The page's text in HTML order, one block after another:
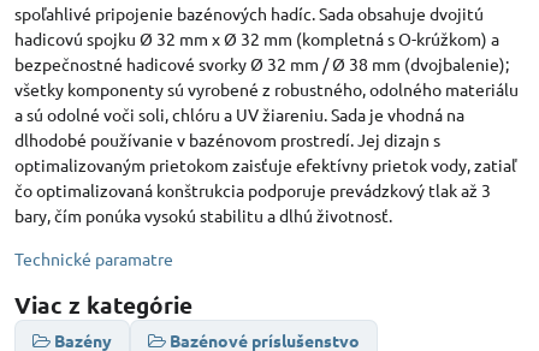
spoľahlivé pripojenie bazénových hadíc. Sada obsahuje dvojitú
hadicovú spojku Ø 32 mm x Ø 32 mm (kompletná s O-krúžkom) a
bezpečnostné hadicové svorky Ø 32 mm / Ø 38 mm (dvojbalenie);
všetky komponenty sú vyrobené z robustného, ​​odolného materiálu
a sú odolné voči soli, chlóru a UV žiareniu. Sada je vhodná na
dlhodobé používanie v bazénovom prostredí. Jej dizajn s
optimalizovaným prietokom zaisťuje efektívny prietok vody, zatiaľ
čo optimalizovaná konštrukcia podporuje prevádzkový tlak až 3
bary, čím ponúka vysokú stabilitu a dlhú životnosť.
Technické paramatre
Viac z kategórie
Bazény
Bazénové príslušenstvo